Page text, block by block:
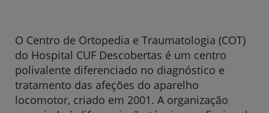
O Centro de Ortopedia e Traumatologia (COT)
do Hospital CUF Descobertas é um centro
polivalente diferenciado no diagnóstico e
tratamento das afeções do aparelho
locomotor, criado em 2001. A organização